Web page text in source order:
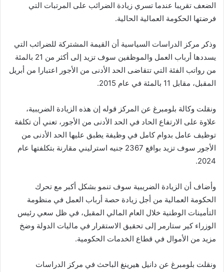
الضعف تقريبا عندما تسري زيادة الضرائب على المرتبات التي
فرضتها الحكومة العمالية الحالية.
وذكر مركز الدراسات السياسية أن القيمة المشتركة للضرائب التي
يسددها أرباب العمل والموظفين سوف تزيد إلى أكثر من 21 بالمئة
من رواتب الفئة التي تتقاضى الحد الأدنى من الأجور اعتبارا من أبريل
المقبل، مقابل 11 بالمئة في عام 2015.
ونقلت وكالة بلومبرغ عن المركز قوله إن هذه الزيادة الضريبية،
علاوة على الارتفاع الحاد في الحد الأدنى من الأجور، تعني أن تكلفة
توظيف عامل بدوام كامل في وظيفة يطبق عليها الحد الأدنى من
الأجور سوف تزيد بواقع 2367 جنيه استرليني مقارنة بتكلفتها عام
2024.
وأضاف أن الزيادة الضريبية سوف تنمو بشكل أكبر مع تحرك
الحكومة العمالية من أجل زيادة حصة أرباب العمل في منظومة
التأمينات الوطنية خلال العام المالي المقبل، في ظل سعي رئيس
الوزراء كير ستارمر إلى تحقيق الاستقرار في ماليات الدولة وضخ
مزيد من الأموال في قطاع الخدمات الحكومية.
ونقلت بلومبرغ عن دانيل هيرينغ الباحث في مركز الدراسات